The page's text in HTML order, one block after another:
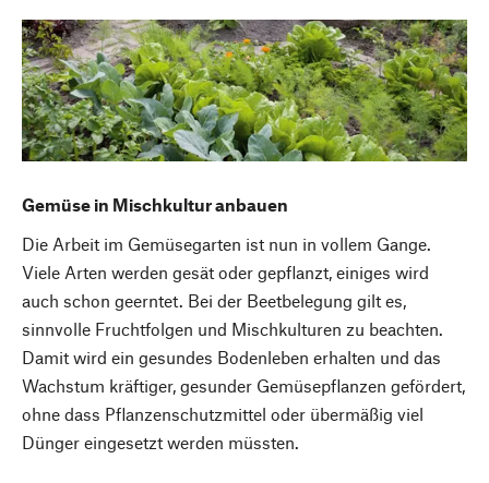
Gemüse in Mischkultur anbauen
Die Arbeit im Gemüsegarten ist nun in vollem Gange.
Viele Arten werden gesät oder gepflanzt, einiges wird
auch schon geerntet. Bei der Beetbelegung gilt es,
sinnvolle Fruchtfolgen und Mischkulturen zu beachten.
Damit wird ein gesundes Bodenleben erhalten und das
Wachstum kräftiger, gesunder Gemüsepflanzen gefördert,
ohne dass Pflanzenschutzmittel oder übermäßig viel
Dünger eingesetzt werden müssten.